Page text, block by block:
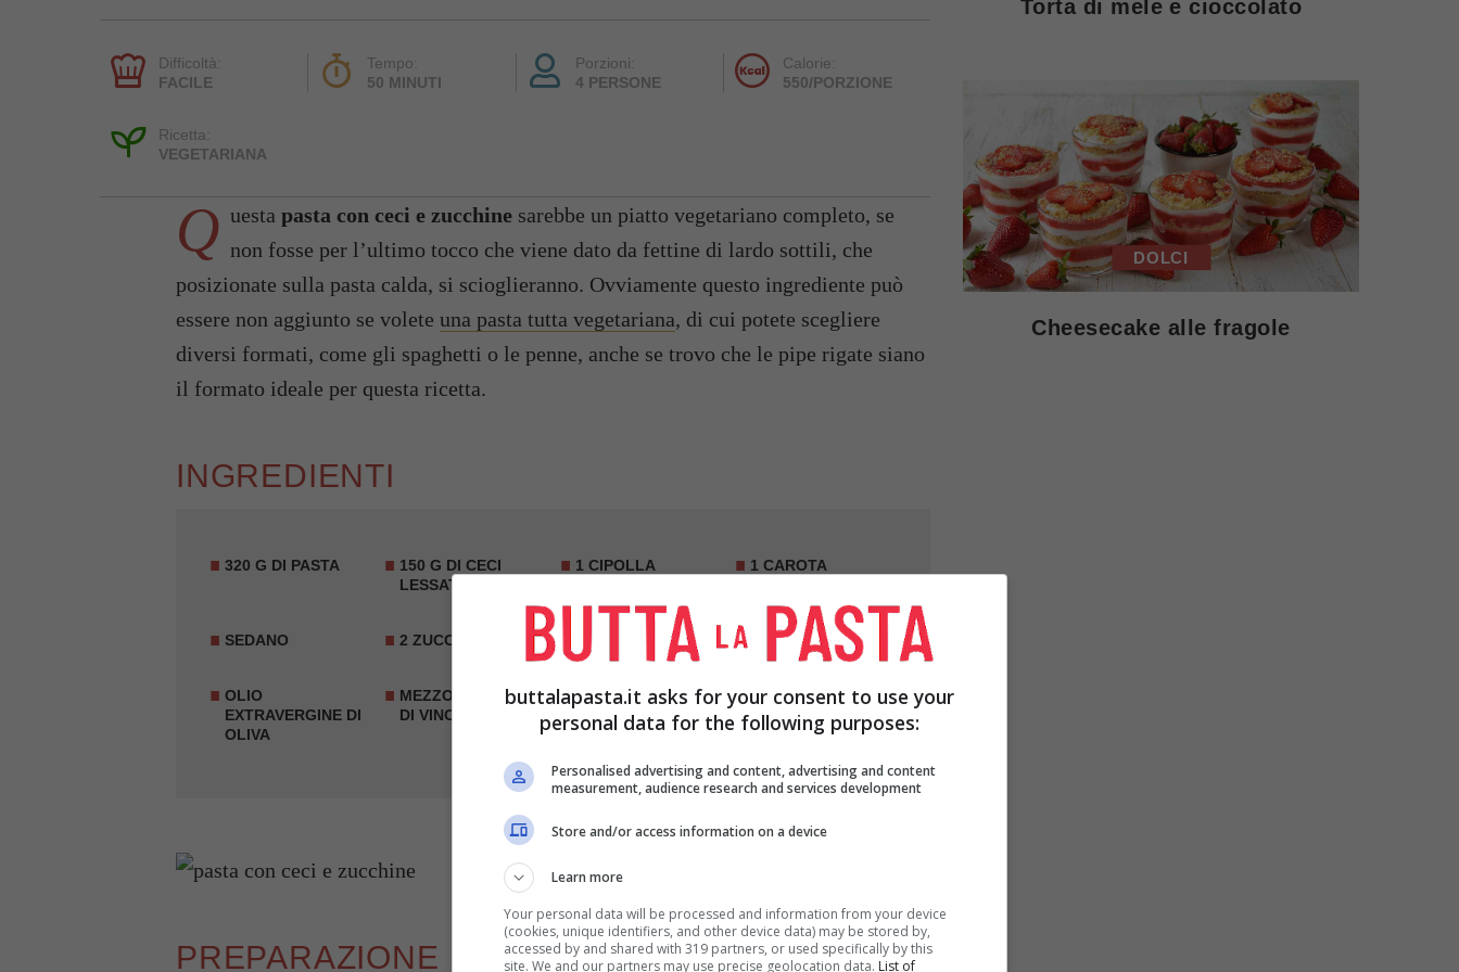
Difficoltà:
FACILE
Tempo:
50 MINUTI
Porzioni:
4 PERSONE
Calorie:
550/PORZIONE
Ricetta:
VEGETARIANA
Q uesta pasta con ceci e zucchine sarebbe un piatto vegetariano completo, se
non fosse per l’ultimo tocco che viene dato da fettine di lardo sottili, che
posizionate sulla pasta calda, si scioglieranno. Ovviamente questo ingrediente può
essere non aggiunto se volete una pasta tutta vegetariana, di cui potete scegliere
diversi formati, come gli spaghetti o le penne, anche se trovo che le pipe rigate siano
il formato ideale per questa ricetta.
INGREDIENTI
320 G DI PASTA
150 G DI CECI
LESSATI
1 CIPOLLA 1 CAROTA
SEDANO 2ZUCCHINE ORIGANO BRODO VEGETALE
OLIO
EXTRAVERGINE DI
OLIVA
MEZZO BICCHIERE
DI VINO BIANCO
LARDO A FETTINE
SOTTILI
PREPARAZIONE
Torta di mele e cioccolato
DOLCI
Cheesecake alle fragole
buttalapasta.it asks for your consent to use your
personal data for the following purposes:
Personalised advertising and content, advertising and content
measurement, audience research and services development
Store and/or access information on a device
Learn more
Your personal data will be processed and information from your device
(cookies, unique identifiers, and other device data) may be stored by,
accessed by and shared with 319 partners, or used specifically by this
site. We and our partners may use precise geolocation data. List of